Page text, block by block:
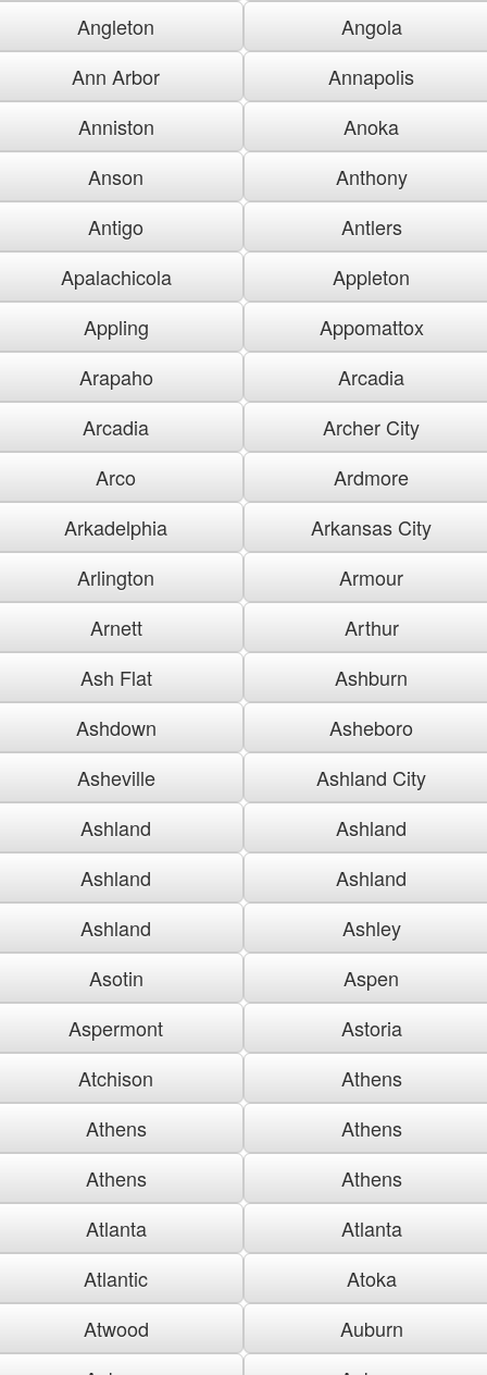
Angleton
Angola
Ann Arbor
Annapolis
Anniston
Anoka
Anson
Anthony
Antigo
Antlers
Apalachicola
Appleton
Appling
Appomattox
Arapaho
Arcadia
Arcadia
Archer City
Arco
Ardmore
Arkadelphia
Arkansas City
Arlington
Armour
Arnett
Arthur
Ash Flat
Ashburn
Ashdown
Asheboro
Asheville
Ashland City
Ashland
Ashland
Ashland
Ashland
Ashland
Ashley
Asotin
Aspen
Aspermont
Astoria
Atchison
Athens
Athens
Athens
Athens
Athens
Atlanta
Atlanta
Atlantic
Atoka
Atwood
Auburn